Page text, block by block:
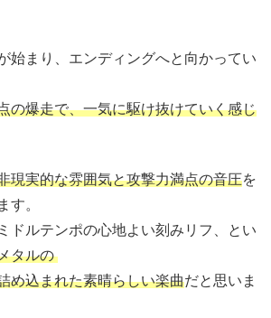
始まり、エンディングへと向かってい
の爆走で、一気に駆け抜けていく感じ
現実的な雰囲気と攻撃力満点の音圧を
す。
ドルテンポの心地よい刻みリフ、とい
タルの
め込まれた素晴らしい楽曲だと思いま